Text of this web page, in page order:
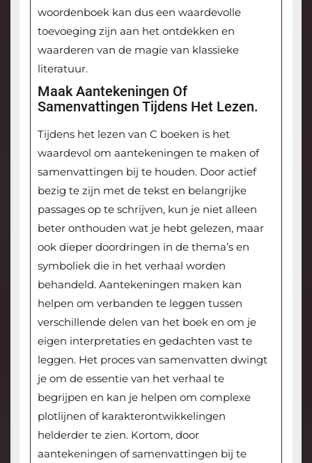
woordenboek kan dus een waardevolle
toevoeging zijn aan het ontdekken en
waarderen van de magie van klassieke
literatuur.
Maak Aantekeningen Of
Samenvattingen Tijdens Het Lezen.
Tijdens het lezen van C boeken is het
waardevol om aantekeningen te maken of
samenvattingen bij te houden. Door actief
bezig te zijn met de tekst en belangrijke
passages op te schrijven, kun je niet alleen
beter onthouden wat je hebt gelezen, maar
ook dieper doordringen in de thema’s en
symboliek die in het verhaal worden
behandeld. Aantekeningen maken kan
helpen om verbanden te leggen tussen
verschillende delen van het boek en om je
eigen interpretaties en gedachten vast te
leggen. Het proces van samenvatten dwingt
je om de essentie van het verhaal te
begrijpen en kan je helpen om complexe
plotlijnen of karakterontwikkelingen
helderder te zien. Kortom, door
aantekeningen of samenvattingen bij te